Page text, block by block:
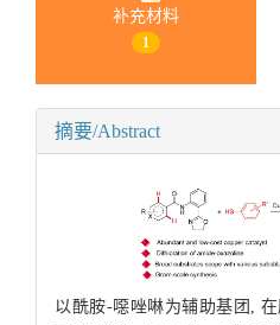
补充材料
1
摘要/Abstract
以酰胺-噁唑啉为辅助基团,